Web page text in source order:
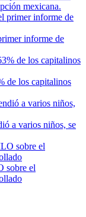
mexicana.
informe de
de los capitalinos
a varios niños, se
sobre el